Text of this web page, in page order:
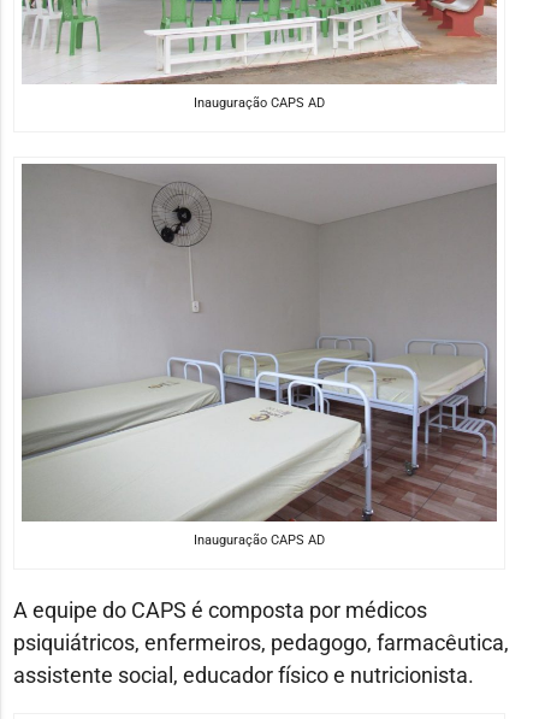
Inauguração CAPS AD
Inauguração CAPS AD
A equipe do CAPS é composta por médicos
psiquiátricos, enfermeiros, pedagogo, farmacêutica,
assistente social, educador físico e nutricionista.